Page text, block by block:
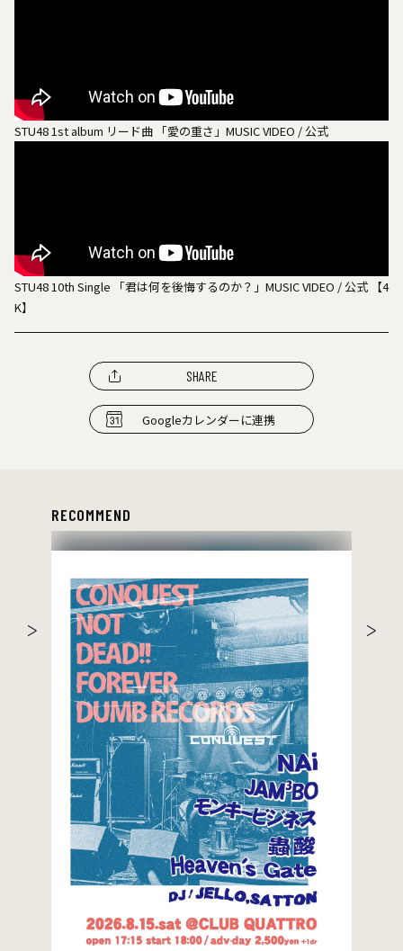
STU48 1st album リード曲 「愛の重さ」MUSIC VIDEO / 公式
STU48 10th Single 「君は何を後悔するのか？」MUSIC VIDEO / 公式 【4
K】
SHARE
Googleカレンダーに連携
RECOMMEND